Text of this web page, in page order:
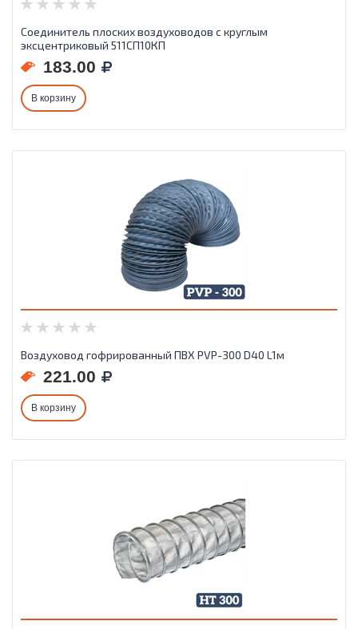
Соединитель плоских воздуховодов с круглым
эксцентриковый 511СП10КП
183.00
В корзину
Воздуховод гофрированный ПВХ PVP-300 D40 L1м
221.00
В корзину